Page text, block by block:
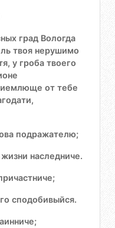
град Вологда
твоя нерушимо
у гроба твоего
от тебе
подражателю;
наследниче.
сподобивыйся.